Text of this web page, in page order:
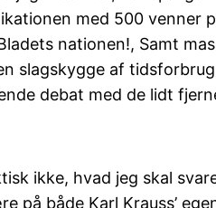
med 500 venner
nationen!, Samt
slagskygge af
debat med de lidt
ikke, hvad jeg skal
på både Karl Krauss’